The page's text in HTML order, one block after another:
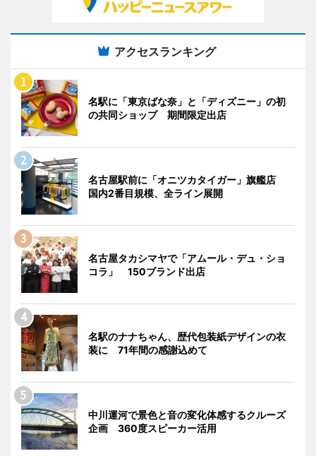
アクセスランキング
名駅に「東京ばな奈」と「ディズニー」の初
の共同ショップ 期間限定出店
名古屋駅前に「オニツカタイガー」旗艦店
国内2番目規模、全ライン展開
名古屋タカシマヤで「アムール・デュ・ショ
コラ」 150ブランド出店
名駅のナナちゃん、歴代包装紙デザインの衣
装に 71年間の感謝込めて
中川運河で景色と音の変化体感するクルーズ
企画 360度スピーカー活用